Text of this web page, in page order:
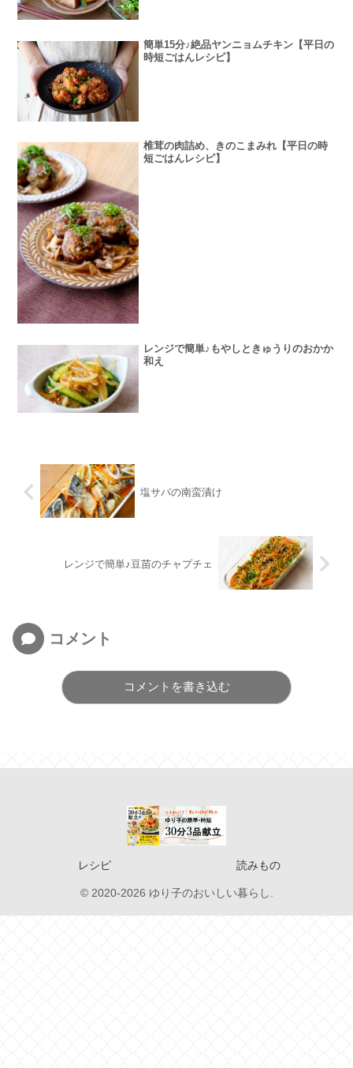
簡単15分♪絶品ヤンニョムチキン【平日の
時短ごはんレシピ】
椎茸の肉詰め、きのこまみれ【平日の時
短ごはんレシピ】
レンジで簡単♪もやしときゅうりのおかか
和え
塩サバの南蛮漬け
レンジで簡単♪豆苗のチャプチェ
コメント
コメントを書き込む
レシピ 読みもの
© 2020-2026 ゆり子のおいしい暮らし.